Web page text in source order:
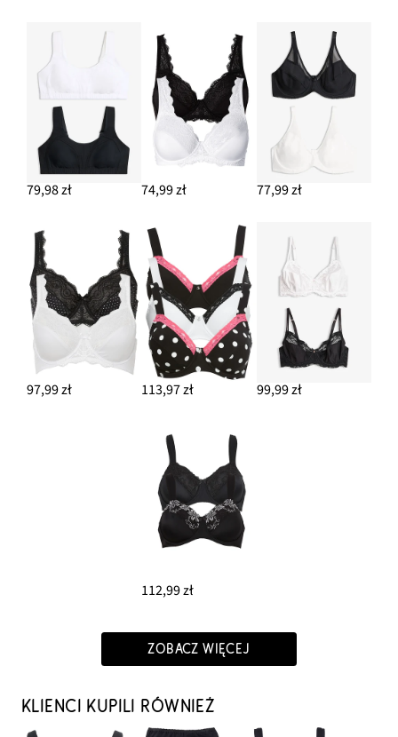
79,98 zł 74,99 zł 77,99 zł
97,99 zł 113,97 zł 99,99 zł
112,99 zł
ZOBACZ WIĘCEJ
KLIENCI KUPILI RÓWNIEŻ